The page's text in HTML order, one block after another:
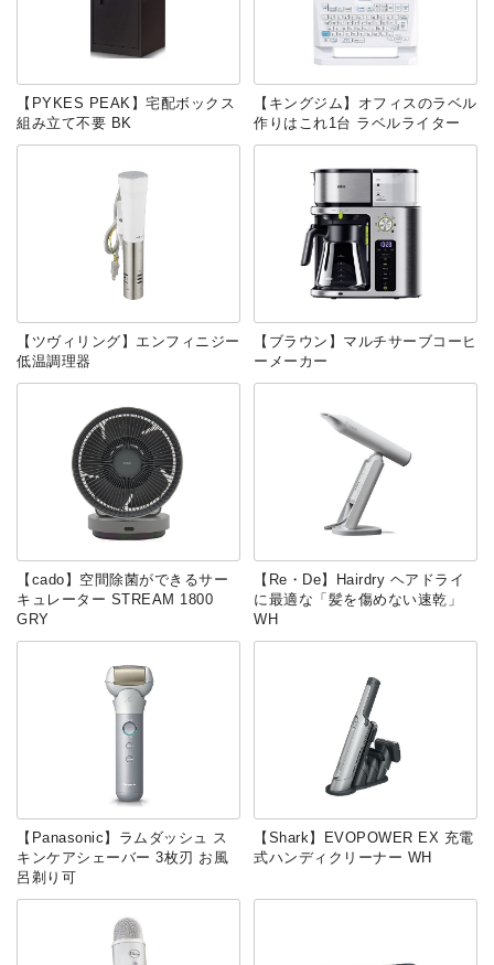
【PYKES PEAK】宅配ボックス
組み立て不要 BK
【キングジム】オフィスのラベル
作りはこれ1台 ラベルライター
【ツヴィリング】エンフィニジー
低温調理器
【ブラウン】マルチサーブコーヒ
ーメーカー
【cado】空間除菌ができるサー
キュレーター STREAM 1800
GRY
【Re・De】Hairdry ヘアドライ
に最適な「髪を傷めない速乾」
WH
【Panasonic】ラムダッシュ ス
キンケアシェーバー 3枚刃 お風
呂剃り可
【Shark】EVOPOWER EX 充電
式ハンディクリーナー WH